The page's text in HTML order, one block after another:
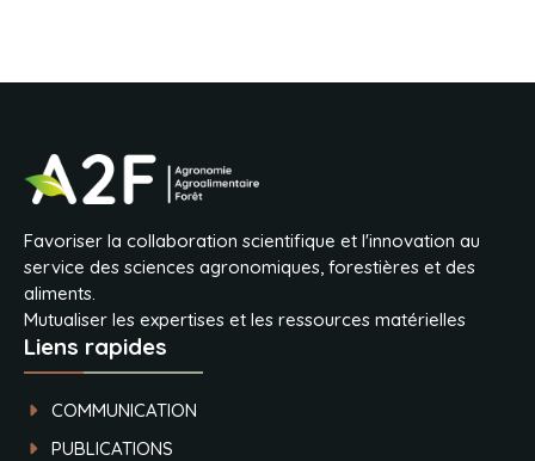
Favoriser la collaboration scientifique et l'innovation au
service des sciences agronomiques, forestières et des
aliments.
Mutualiser les expertises et les ressources matérielles
Liens rapides
COMMUNICATION
PUBLICATIONS